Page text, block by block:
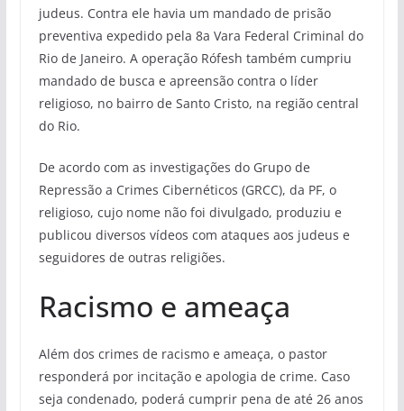
judeus. Contra ele havia um mandado de prisão
preventiva expedido pela 8a Vara Federal Criminal do
Rio de Janeiro. A operação Rófesh também cumpriu
mandado de busca e apreensão contra o líder
religioso, no bairro de Santo Cristo, na região central
do Rio.
De acordo com as investigações do Grupo de
Repressão a Crimes Cibernéticos (GRCC), da PF, o
religioso, cujo nome não foi divulgado, produziu e
publicou diversos vídeos com ataques aos judeus e
seguidores de outras religiões.
Racismo e ameaça
Além dos crimes de racismo e ameaça, o pastor
responderá por incitação e apologia de crime. Caso
seja condenado, poderá cumprir pena de até 26 anos